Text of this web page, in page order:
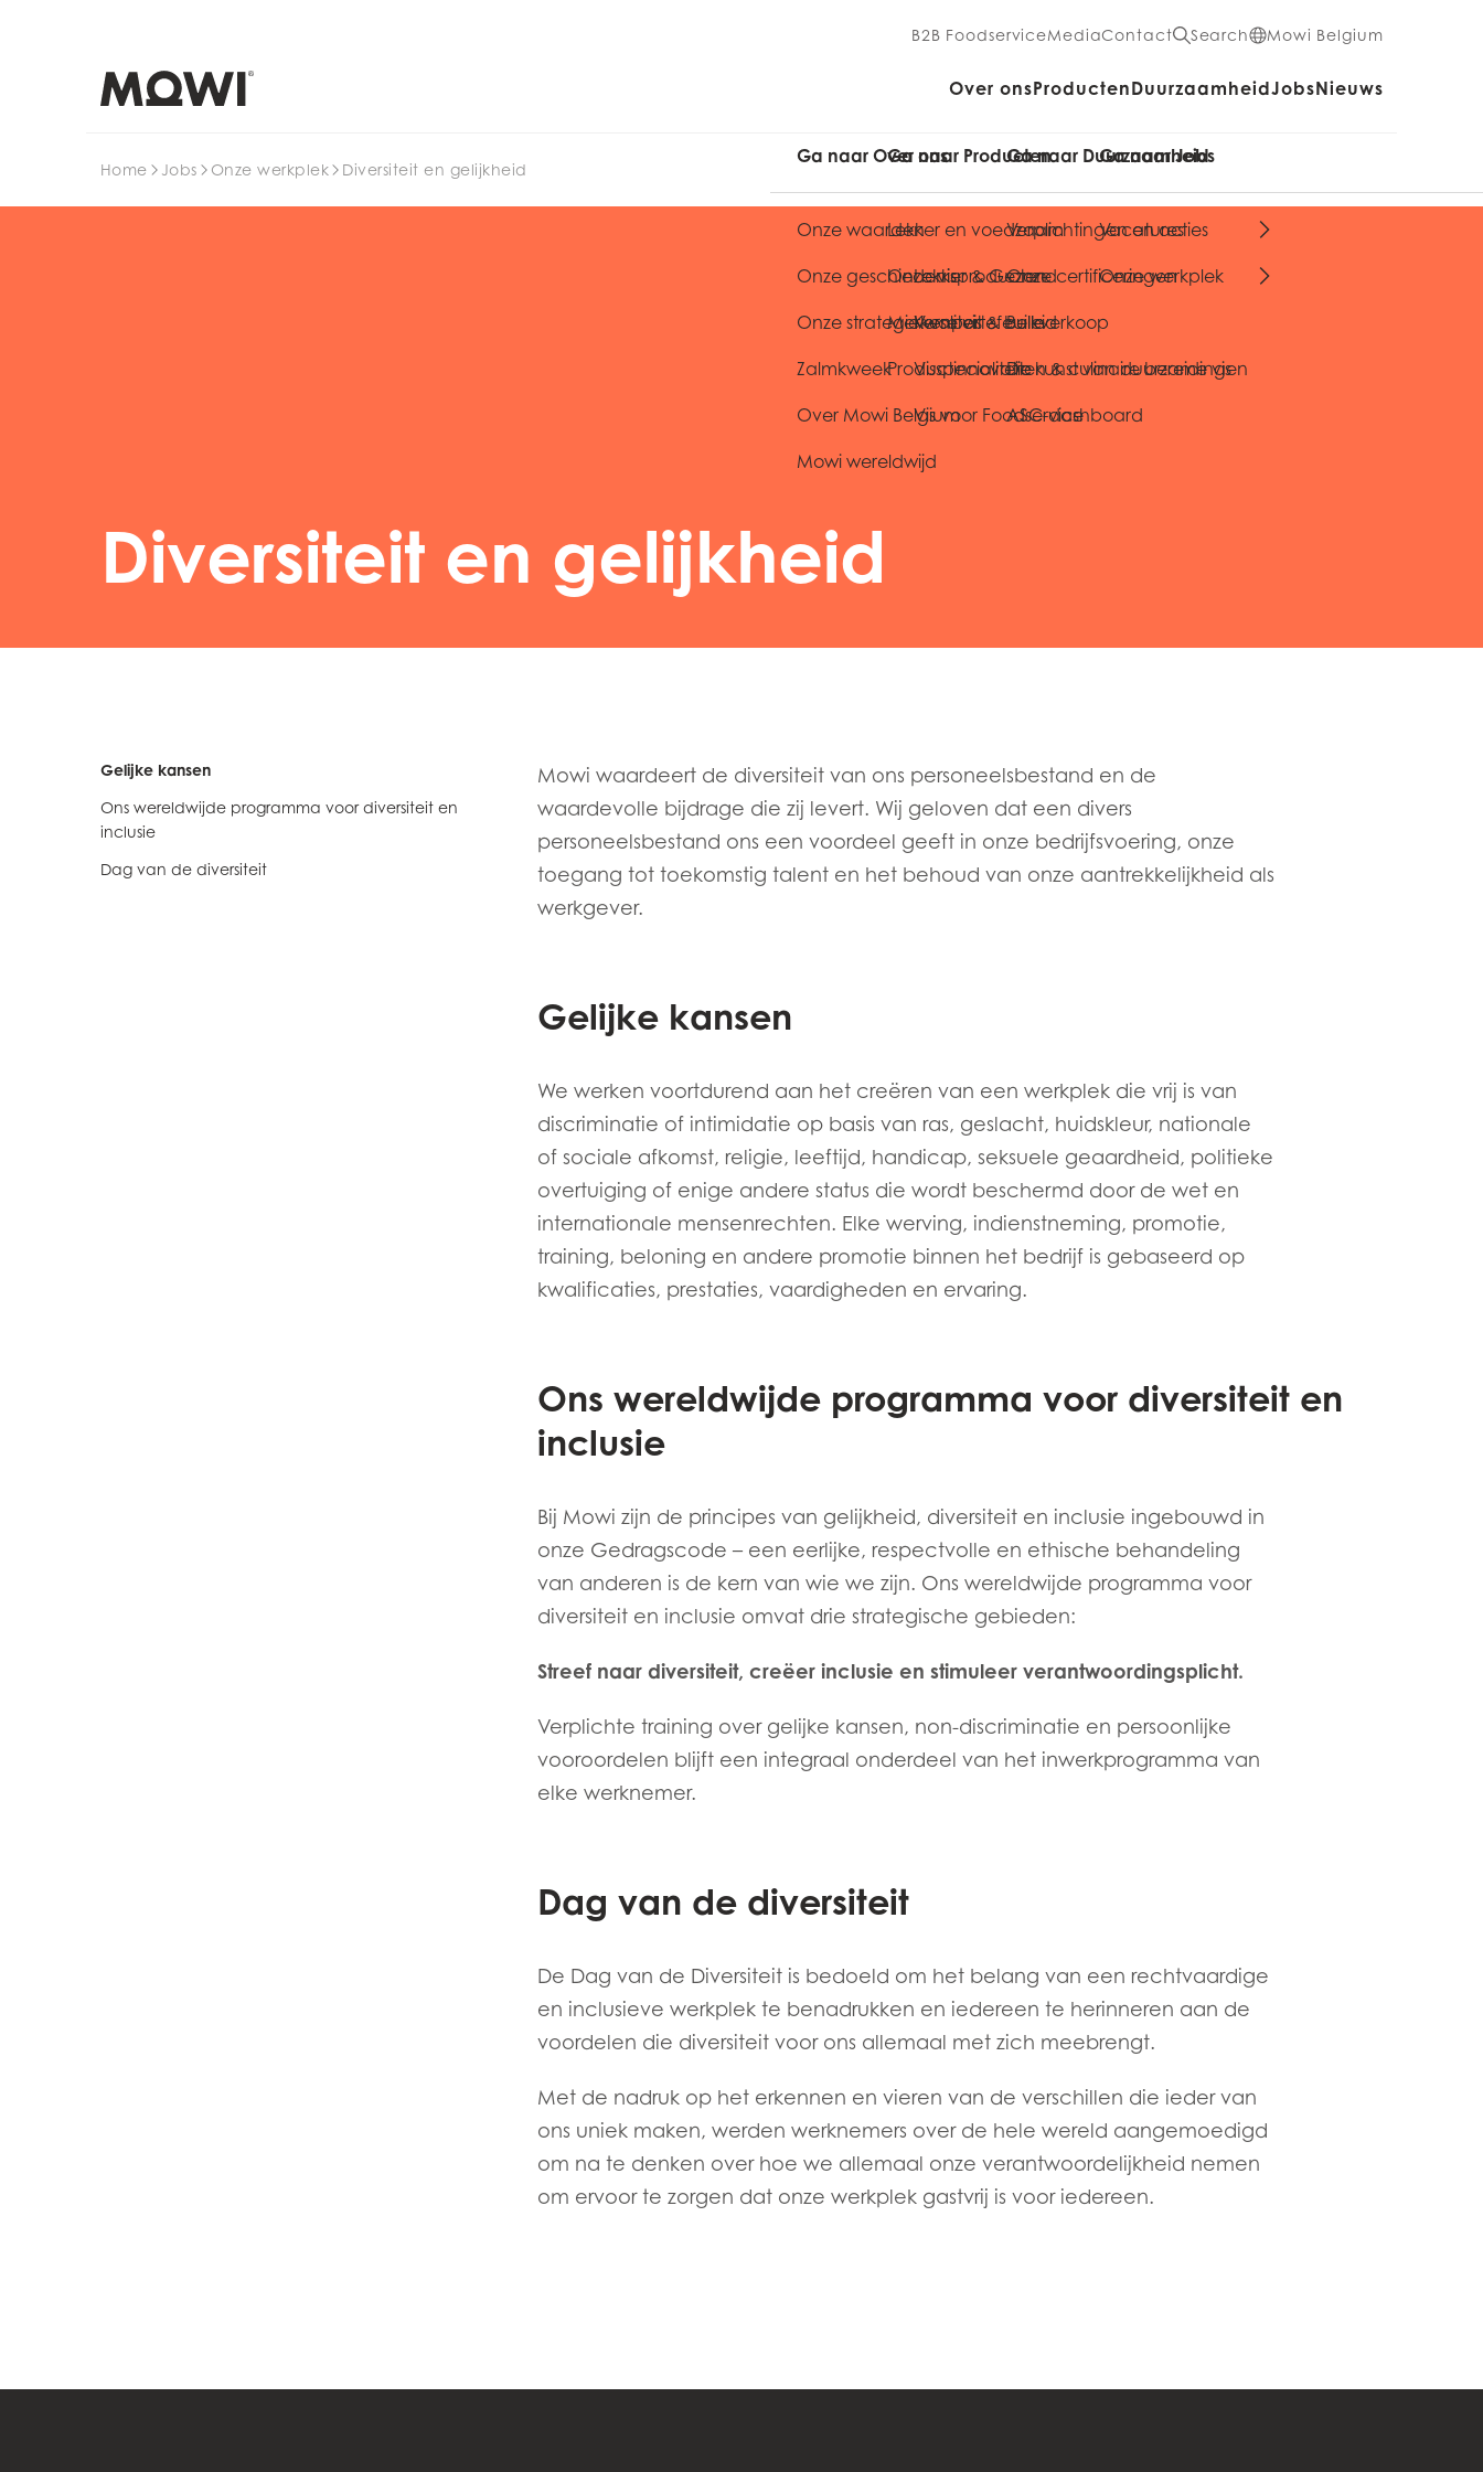
B2B FoodserviceMediaContact Search Mowi Belgium
Over ons
Ga naar Over ons
Onze waarden
Onze geschiedenis
Onze strategie
Zalmkweek
Over Mowi Belgium
Mowi wereldwijd
Producten
Ga naar Producten
Lekker en voedzaam
Lekker & Gezond
Kwaliteit
Onze visproducten
Verse vis & bulkverkoop
Visspecialiteiten & culinaire bereidingen
Vis voor Foodservice
Merkenportefeuille
Productinnovatie
Duurzaamheid
Ga naar Duurzaamheid
Verplichtingen en acties
Onze certificeringen
Beleid
De kunst van duurzame vis
ASC-dashboard
Jobs
Ga naar Jobs
Vacatures
Onze werkplek
Nieuws
Mowi France
Mowi Germany
Mowi Ireland
Mowi Italy
Mowi Netherlands
Mowi Poland
Mowi Scotland
Mowi Spain
Mowi Turkey
Mowi Chile
Mowi USA
Ga verder
Home Jobs Onze werkplek Diversiteit en gelijkheid
Diversiteit en gelijkheid
Gelijke kansen
Ons wereldwijde programma voor diversiteit en
inclusie
Dag van de diversiteit
Mowi waardeert de diversiteit van ons personeelsbestand en de
waardevolle bijdrage die zij levert. Wij geloven dat een divers
personeelsbestand ons een voordeel geeft in onze bedrijfsvoering, onze
toegang tot toekomstig talent en het behoud van onze aantrekkelijkheid als
werkgever.
Gelijke kansen
We werken voortdurend aan het creëren van een werkplek die vrij is van
discriminatie of intimidatie op basis van ras, geslacht, huidskleur, nationale
of sociale afkomst, religie, leeftijd, handicap, seksuele geaardheid, politieke
overtuiging of enige andere status die wordt beschermd door de wet en
internationale mensenrechten. Elke werving, indienstneming, promotie,
training, beloning en andere promotie binnen het bedrijf is gebaseerd op
kwalificaties, prestaties, vaardigheden en ervaring.
Ons wereldwijde programma voor diversiteit en
inclusie
Bij Mowi zijn de principes van gelijkheid, diversiteit en inclusie ingebouwd in
onze Gedragscode – een eerlijke, respectvolle en ethische behandeling
van anderen is de kern van wie we zijn. Ons wereldwijde programma voor
diversiteit en inclusie omvat drie strategische gebieden:
Streef naar diversiteit, creëer inclusie en stimuleer verantwoordingsplicht.
Verplichte training over gelijke kansen, non-discriminatie en persoonlijke
vooroordelen blijft een integraal onderdeel van het inwerkprogramma van
elke werknemer.
Dag van de diversiteit
De Dag van de Diversiteit is bedoeld om het belang van een rechtvaardige
en inclusieve werkplek te benadrukken en iedereen te herinneren aan de
voordelen die diversiteit voor ons allemaal met zich meebrengt.
Met de nadruk op het erkennen en vieren van de verschillen die ieder van
ons uniek maken, werden werknemers over de hele wereld aangemoedigd
om na te denken over hoe we allemaal onze verantwoordelijkheid nemen
om ervoor te zorgen dat onze werkplek gastvrij is voor iedereen.